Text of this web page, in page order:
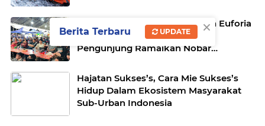
The Plaza Millennium Hadirkan Euforia
Final Piala Dunia 2026, Ribuan
Pengunjung Ramaikan Nobar
Hajatan Sukses’s, Cara Mie Sukses’s
Hidup Dalam Ekosistem Masyarakat
Sub-Urban Indonesia
×
Berita Terbaru UPDATE